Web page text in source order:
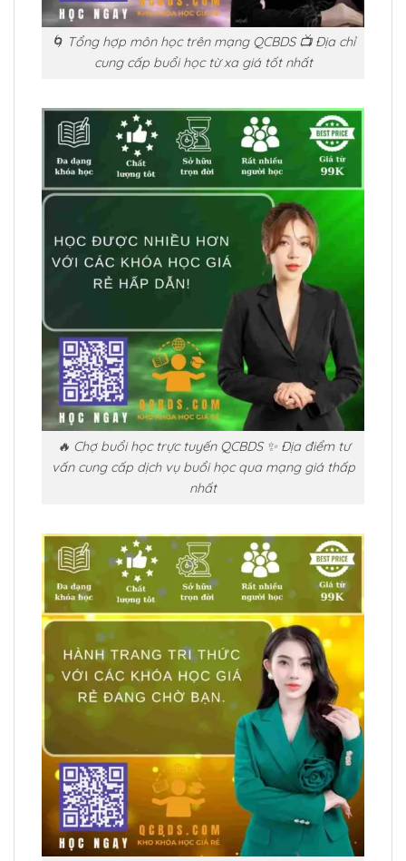
🌀 Tổng hợp môn học trên mạng QCBDS 📺 Địa chỉ
cung cấp buổi học từ xa giá tốt nhất
🔥 Chợ buổi học trực tuyến QCBDS ✨ Địa điểm tư
vấn cung cấp dịch vụ buổi học qua mạng giá thấp
nhất